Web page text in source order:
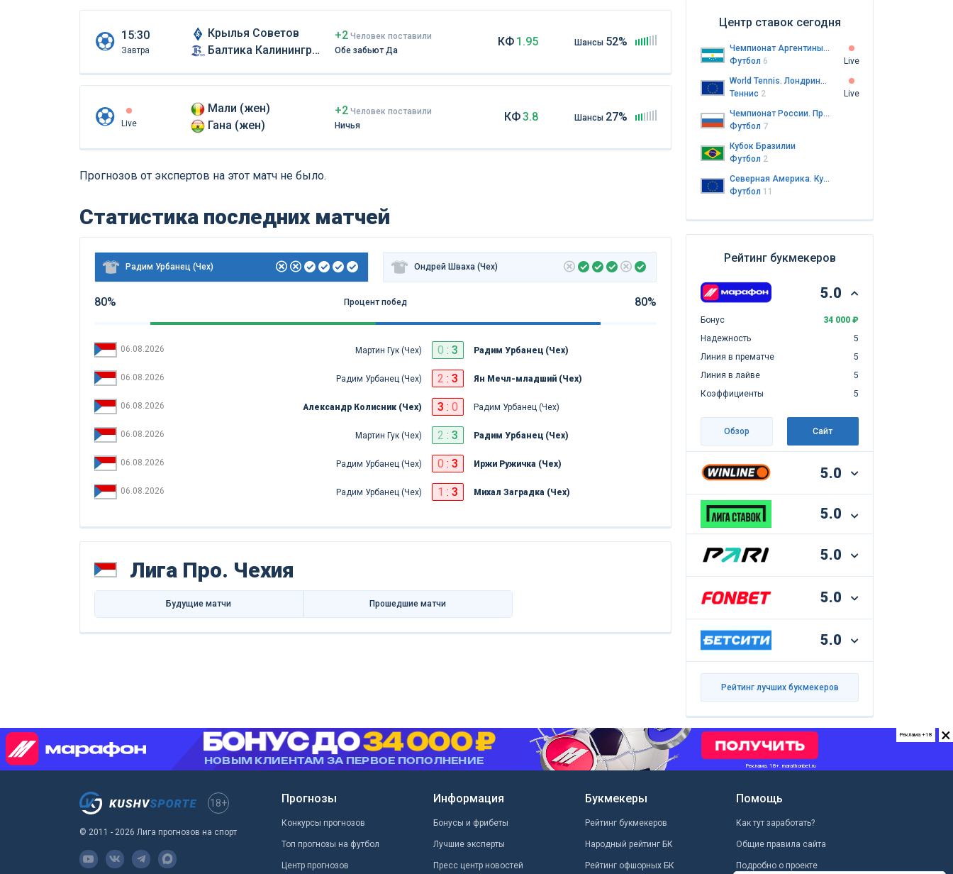
15:30
Завтра
Крылья Советов
Балтика Калининград
+2 Человек поставили
Обе забьют Да
КФ 1.95 Шансы 52%
Live
Мали (жен)
Гана (жен)
+2 Человек поставили
Ничья
КФ3.8 Шансы 27%
Прогнозов от экспертов на этот матч не было.
Статистика последних матчей
Радим Урбанец (Чех) Ондрей Шваха (Чех)
80% Процент побед 80%
06.08.2026 Мартин Гук (Чех) 0 : 3 Радим Урбанец (Чех)
06.08.2026 Радим Урбанец (Чех) 2 : 3 Ян Мечл-младший (Чех)
06.08.2026 Александр Колисник (Чех) 3 : 0 Радим Урбанец (Чех)
06.08.2026 Мартин Гук (Чех) 2 : 3 Радим Урбанец (Чех)
06.08.2026 Радим Урбанец (Чех) 0 : 3 Иржи Ружичка (Чех)
06.08.2026 Радим Урбанец (Чех) 1 : 3 Михал Заградка (Чех)
Лига Про. Чехия
Будущие матчи Прошедшие матчи
Центр ставок сегодня
Чемпионат Аргентины. Примера дивизион
Футбол 6
Live
World Tennis. Лондрина. Пары
Теннис 2
Live
Чемпионат России. Премьер-лига
Футбол 7
Кубок Бразилии
Футбол 2
Северная Америка. Кубок лиг
Футбол 11
Рейтинг букмекеров
5.0
Бонус
34 000 ₽
Надежность
5
Линия в прематче
5
Линия в лайве
5
Коэффициенты
5
Обзор Сайт
5.0
5.0
5.0
5.0
5.0
Рейтинг лучших букмекеров
×
Реклама +18
18+
© 2011 - 2026 Лига прогнозов на спорт
Прогнозы
Конкурсы прогнозов
Топ прогнозы на футбол
Центр прогнозов
Информация
Бонусы и фрибеты
Лучшие эксперты
Пресс центр новостей
Букмекеры
Рейтинг букмекеров
Народный рейтинг БК
Рейтинг офшорных БК
Помощь
Как тут заработать?
Общие правила сайта
Подробно о проекте